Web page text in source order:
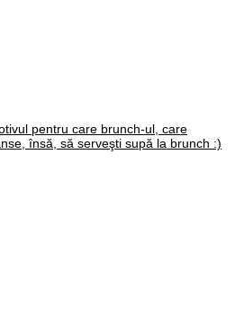
pentru care brunch-ul, care
însă, să serveşti supă la brunch :)